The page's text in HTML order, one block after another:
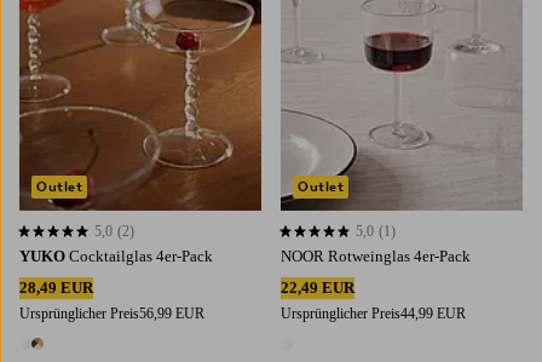
YUKO Cocktailglas 4er-Pack
28,49 EUR
Ursprünglicher Preis56,99 EUR
2 Farben
5,0 basierend auf 2 Bewertungen
5,0 (2)
Outlet
NOOR Rotweinglas 4er-Pack
22,49 EUR
Ursprünglicher Preis44,99 EUR
5,0 basierend auf 1 Bewertungen
5,0 (1)
Outlet